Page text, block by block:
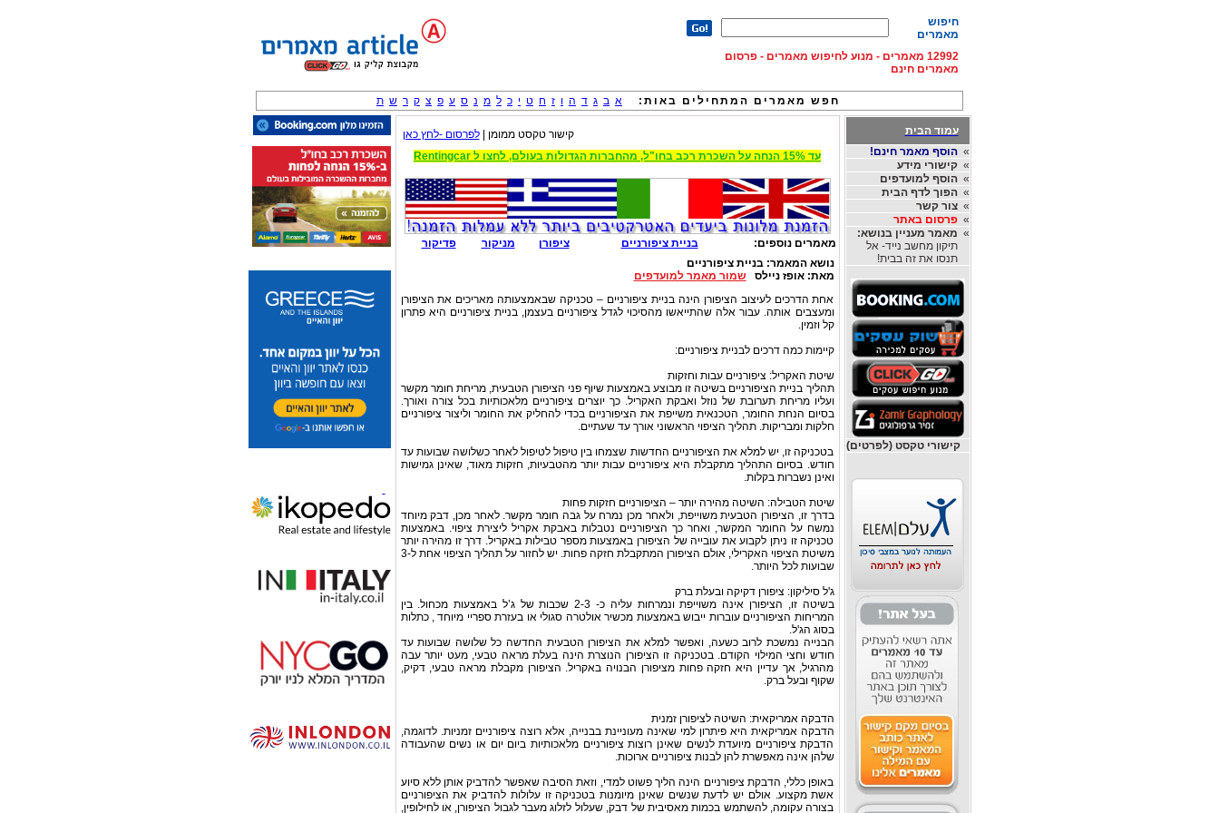
חיפוש
מאמרים
12992 מאמרים - מנוע לחיפוש מאמרים - פרסום
מאמרים חינם
חפש מאמרים המתחילים באות: א ב ג ד ה ו ז ח ט י כ ל מ נ ס ע פ צ ק ר ש ת
עמוד הבית
»הוסף מאמר חינם!
»קישורי מידע
»הוסף למועדפים
»הפוך לדף הבית
»צור קשר
»פרסום באתר
» מאמר מעניין בנושא:
תיקון מחשב נייד- אל
תנסו את זה בבית!
קישורי טקסט (לפרטים)
קישור טקסט ממומן |לפרסום -לחץ כאן
עד 15% הנחה על השכרת רכב בחו"ל, מהחברות הגדולות בעולם, לחצו ל Rentingcar
מאמרים נוספים: בניית ציפורניים ציפורן מניקור
פדיקור
נושא המאמר:בניית ציפורניים
מאת:אופז ניילסשמור מאמר למועדפים
אחת הדרכים לעיצוב הציפורן הינה בניית ציפורניים – טכניקה שבאמצעותה מאריכים את הציפורן
ומעצבים אותה. עבור אלה שהתייאשו מהסיכוי לגדל ציפורניים בעצמן, בניית ציפורניים היא פתרון
קל וזמין.
קיימות כמה דרכים לבניית ציפורניים:
שיטת האקריל: ציפורניים עבות וחזקות
תהליך בניית הציפורניים בשיטה זו מבוצע באמצעות שיוף פני הציפורן הטבעית, מריחת חומר מקשר
ועליו מריחת תערובת של נוזל ואבקת האקריל. כך יוצרים ציפורניים מלאכותיות בכל צורה ואורך.
בסיום הנחת החומר, הטכנאית משייפת את הציפורניים בכדי להחליק את החומר וליצור ציפורניים
חלקות ומבריקות. תהליך הציפוי הראשוני אורך עד שעתיים.
בטכניקה זו, יש למלא את הציפורניים החדשות שצמחו בין טיפול לטיפול לאחר כשלושה שבועות עד
חודש. בסיום התהליך מתקבלת היא ציפורניים עבות יותר מהטבעיות, חזקות מאוד, שאינן גמישות
ואינן נשברות בקלות.
שיטת הטבילה: השיטה מהירה יותר – הציפורניים חזקות פחות
בדרך זו, הציפורן הטבעית משוייפת, ולאחר מכן נמרח על גבה חומר מקשר. לאחר מכן, דבק מיוחד
נמשח על החומר המקשר, ואחר כך הציפורניים נטבלות באבקת אקריל ליצירת ציפוי. באמצעות
טכניקה זו ניתן לקבוע את עובייה של הציפורן באמצעות מספר טבילות באקריל. דרך זו מהירה יותר
משיטת הציפוי האקרילי, אולם הציפורן המתקבלת חזקה פחות. יש לחזור על תהליך הציפוי אחת ל-3
שבועות לכל היותר.
ג'ל סיליקון: ציפורן דקיקה ובעלת ברק
בשיטה זו, הציפורן אינה משוייפת ונמרחות עליה כ- 2-3 שכבות של ג’ל באמצעות מכחול. בין
המריחות הציפורניים עוברות ייבוש באמצעות מכשיר אולטרה סגולי או בעזרת ספריי מיוחד , כתלות
בסוג הג'ל.
הבנייה נמשכת לרוב כשעה, ואפשר למלא את הציפורן הטבעית החדשה כל שלושה שבועות עד
חודש וחצי המילוי הקודם. בטכניקה זו הציפורן הנוצרת הינה בעלת מראה טבעי, מעט יותר עבה
מהרגיל, אך עדיין היא חזקה פחות מציפורן הבנויה באקריל. הציפורן מקבלת מראה טבעי, דקיק,
שקוף ובעל ברק.
הדבקה אמריקאית: השיטה לציפורן זמנית
הדבקה אמריקאית היא פיתרון למי שאינה מעוניינת בבנייה, אלא רוצה ציפורניים זמניות. לדוגמה,
הדבקת ציפורניים מיועדת לנשים שאינן רוצות ציפורניים מלאכותיות ביום יום או נשים שהעבודה
שלהן אינה מאפשרת להן לבנות ציפורניים ארוכות.
באופן כללי, הדבקת ציפורניים הינה הליך פשוט למדי, וזאת הסיבה שאפשר להדביק אותן ללא סיוע
אשת מקצוע. אולם יש לדעת שנשים שאינן מיומנות בטכניקה זו עלולות להדביק את הציפורניים
בצורה עקומה, להשתמש בכמות מאסיבית של דבק, שעלול לזלוג מעבר לגבול הציפורן, או לחילופין,